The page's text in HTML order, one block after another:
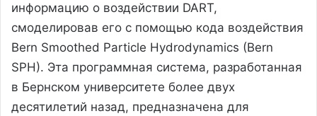
информацию о воздействии DART,
смоделировав его с помощью кода воздействия
Bern Smoothed Particle Hydrodynamics (Bern
SPH). Эта программная система, разработанная
в Бернском университете более двух
десятилетий назад, предназначена для